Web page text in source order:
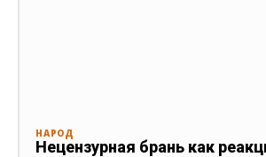
НАРОД
Нецензурная брань как